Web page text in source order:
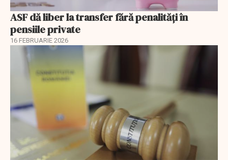
ASF dă liber la transfer fără penalități în
pensiile private
16 FEBRUARIE 2026